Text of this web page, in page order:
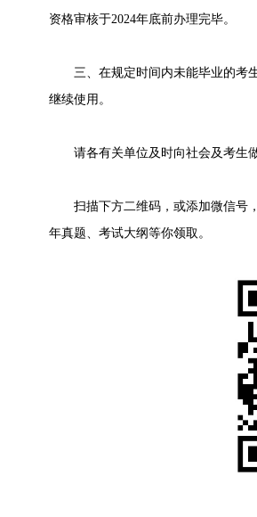
资格审核于2024年底前办理完毕。
三、在规定时间内未能毕业的考生
继续使用。
请各有关单位及时向社会及考生做
扫描下方二维码，或添加微信号，
年真题、考试大纲等你领取。